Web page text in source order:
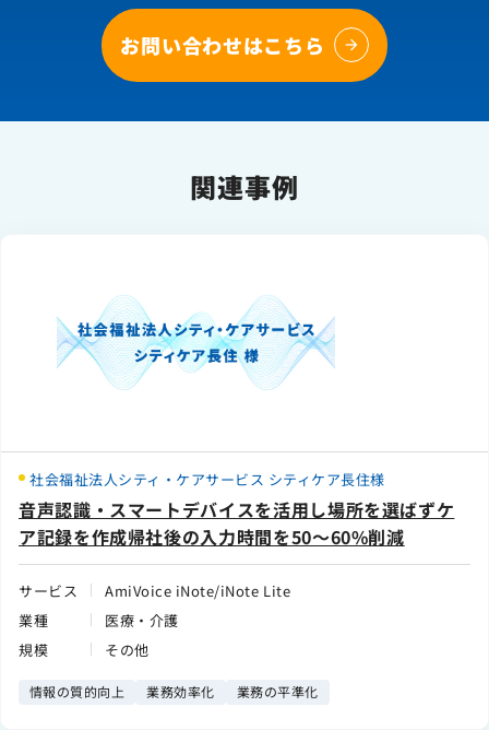
お問い合わせはこちら
関連事例
社会福祉法人シティ・ケアサービス シティケア長住様
音声認識・スマートデバイスを活用し場所を選ばずケ
ア記録を作成帰社後の入力時間を50～60%削減
サービス
AmiVoice iNote/iNote Lite
業種
医療・介護
規模
その他
情報の質的向上 業務効率化 業務の平準化